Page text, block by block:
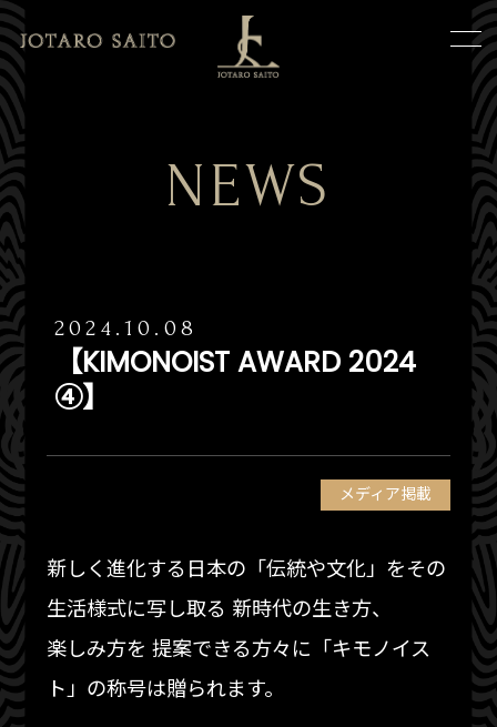
NEWS
2024.10.08
【KIMONOIST AWARD 2024
④】
メディア掲載
新しく進化する日本の「伝統や文化」をその
生活様式に写し取る 新時代の生き方、
楽しみ方を 提案できる方々に「キモノイス
ト」の称号は贈られます。